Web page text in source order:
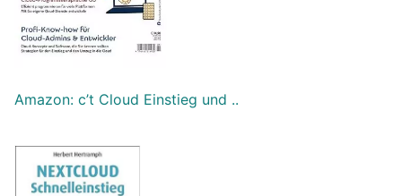
Amazon: c’t Cloud Einstieg und ..